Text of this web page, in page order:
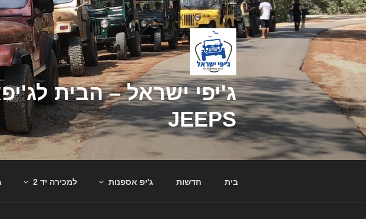
דילוג
לתוכן
JEEPS
בית חדשות ג'יפ אספנות למכירה יד 2